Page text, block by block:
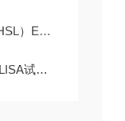
盒操作说明
产品说明